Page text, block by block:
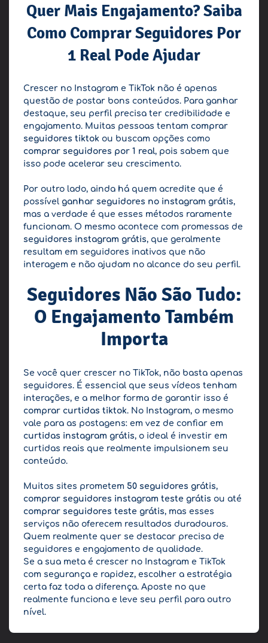
Quer Mais Engajamento? Saiba
Como Comprar Seguidores Por
1 Real Pode Ajudar
Crescer no Instagram e TikTok não é apenas
questão de postar bons conteúdos. Para ganhar
destaque, seu perfil precisa ter credibilidade e
engajamento. Muitas pessoas tentam comprar
seguidores tiktok ou buscam opções como
comprar seguidores por 1 real, pois sabem que
isso pode acelerar seu crescimento.
Por outro lado, ainda há quem acredite que é
possível ganhar seguidores no instagram grátis,
mas a verdade é que esses métodos raramente
funcionam. O mesmo acontece com promessas de
seguidores instagram grátis, que geralmente
resultam em seguidores inativos que não
interagem e não ajudam no alcance do seu perfil.
Seguidores Não São Tudo:
O Engajamento Também
Importa
Se você quer crescer no TikTok, não basta apenas
seguidores. É essencial que seus vídeos tenham
interações, e a melhor forma de garantir isso é
comprar curtidas tiktok. No Instagram, o mesmo
vale para as postagens: em vez de confiar em
curtidas instagram grátis, o ideal é investir em
curtidas reais que realmente impulsionem seu
conteúdo.
Muitos sites prometem 50 seguidores grátis,
comprar seguidores instagram teste grátis ou até
comprar seguidores teste grátis, mas esses
serviços não oferecem resultados duradouros.
Quem realmente quer se destacar precisa de
seguidores e engajamento de qualidade.
Se a sua meta é crescer no Instagram e TikTok
com segurança e rapidez, escolher a estratégia
certa faz toda a diferença. Aposte no que
realmente funciona e leve seu perfil para outro
nível.